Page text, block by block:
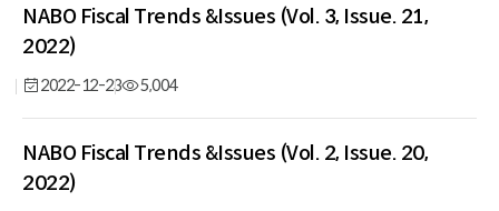
NABO Fiscal Trends &Issues (Vol. 3, Issue. 21,
2022)
2022-12-23 5,004
NABO Fiscal Trends &Issues (Vol. 2, Issue. 20,
2022)